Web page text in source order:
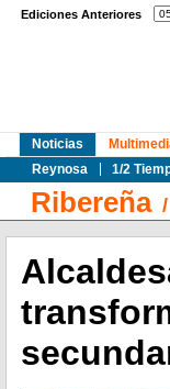
Ediciones Anteriores
Noticias
Reynosa
1/2
Ribereña/